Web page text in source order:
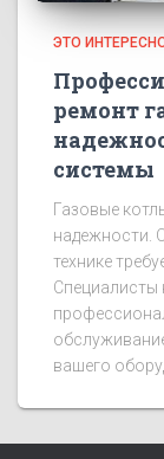
ЭТО
ремонт
системы
Газовые
надежности.
технике
Специалисты
вашего